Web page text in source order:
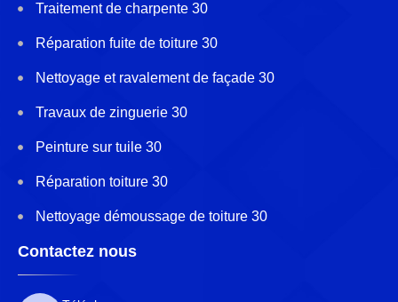
Traitement de charpente 30
Réparation fuite de toiture 30
Nettoyage et ravalement de façade 30
Travaux de zinguerie 30
Peinture sur tuile 30
Réparation toiture 30
Nettoyage démoussage de toiture 30
Contactez nous